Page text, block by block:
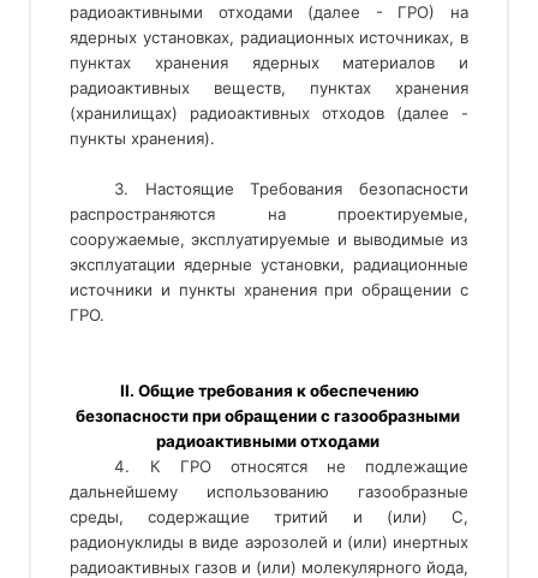
радиоактивными отходами (далее - ГРО) на
ядерных установках, радиационных источниках, в
пунктах хранения ядерных материалов и
радиоактивных веществ, пунктах хранения
(хранилищах) радиоактивных отходов (далее -
пункты хранения).
3. Настоящие Требования безопасности
распространяются на проектируемые,
сооружаемые, эксплуатируемые и выводимые из
эксплуатации ядерные установки, радиационные
источники и пункты хранения при обращении с
ГРО.
безопасности при обращении с газообразными
радиоактивными отходами
4. К ГРО относятся не подлежащие
дальнейшему использованию газообразные
среды, содержащие тритий и (или) С,
радионуклиды в виде аэрозолей и (или) инертных
радиоактивных газов и (или) молекулярного йода,